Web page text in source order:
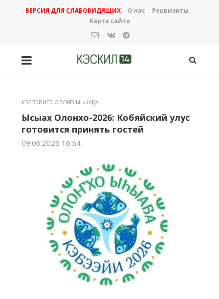
ВЕРСИЯ ДЛЯ СЛАБОВИДЯЩИХ О нас
Реквизиты
Карта сайта
КЭБЭЭЙИГЭ ОЛОҤХО ЫҺЫАҔА
Ысыах Олонхо-2026: Кобяйский улус
готовится принять гостей
09.06.2026 16:54